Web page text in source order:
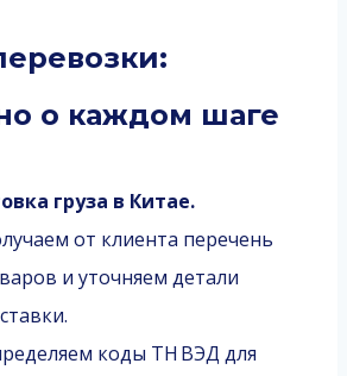
о каждом шаге
груза в Китае.
от клиента перечень
и уточняем детали
коды ТН ВЭД для